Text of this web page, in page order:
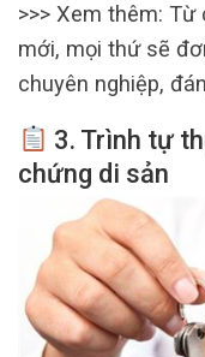
>>> Xem thêm: Từ
mới, mọi thứ sẽ
chuyên nghiệp,
3. Trình tự
chứng di sản